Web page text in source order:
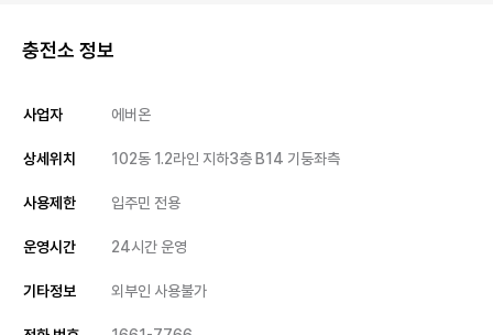
충전소 정보
사업자 에버온
상세위치 102동 1.2라인 지하3층 B14 기둥좌측
사용제한 입주민 전용
운영시간 24시간 운영
기타정보 외부인 사용불가